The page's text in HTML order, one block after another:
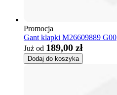
Promocja
Gant klapki M26609889 G00
Już od 189,00 zł
Dodaj do koszyka